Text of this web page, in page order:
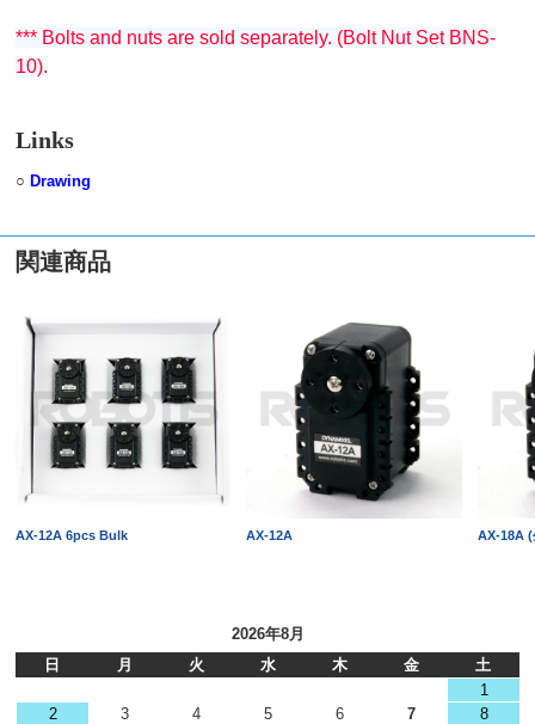
*** Bolts and nuts are sold separately. (Bolt Nut Set BNS-
10).
Links
○ Drawing
関連商品
AX-12A 6pcs Bulk AX-12A AX-18A (
2026年8月
日
月 火 水 木 金
土
1
2
3 4 5 6 7
8